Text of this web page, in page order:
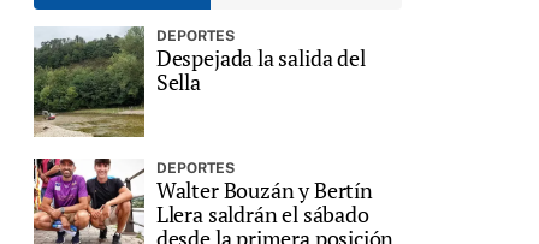
DEPORTES
Despejada la salida del
Sella
DEPORTES
Walter Bouzán y Bertín
Llera saldrán el sábado